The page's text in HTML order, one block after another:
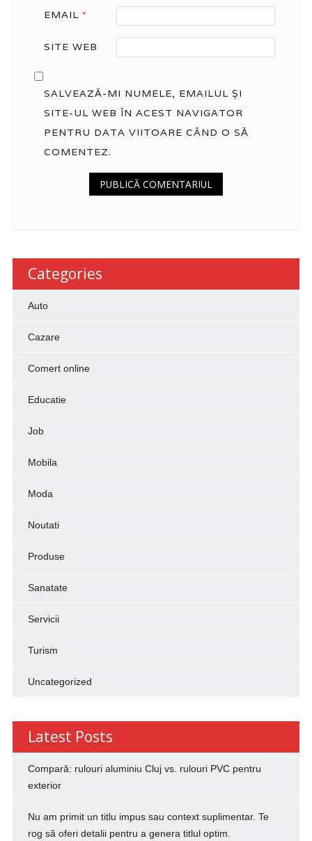
EMAIL *
SITE WEB
SALVEAZĂ-MI NUMELE, EMAILUL ȘI
SITE-UL WEB ÎN ACEST NAVIGATOR
PENTRU DATA VIITOARE CÂND O SĂ
COMENTEZ.
Categories
Auto
Cazare
Comert online
Educatie
Job
Mobila
Moda
Noutati
Produse
Sanatate
Servicii
Turism
Uncategorized
Latest Posts
Compară: rulouri aluminiu Cluj vs. rulouri PVC pentru
exterior
Nu am primit un titlu impus sau context suplimentar. Te
rog să oferi detalii pentru a genera titlul optim.